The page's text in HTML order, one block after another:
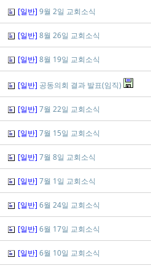
[일반] 9월 2일 교회소식
[일반] 8월 26일 교회소식
[일반] 8월 19일 교회소식
[일반] 공동의회 결과 발표(임직)
[일반] 7월 22일 교회소식
[일반] 7월 15일 교회소식
[일반] 7월 8일 교회소식
[일반] 7월 1일 교회소식
[일반] 6월 24일 교회소식
[일반] 6월 17일 교회소식
[일반] 6월 10일 교회소식